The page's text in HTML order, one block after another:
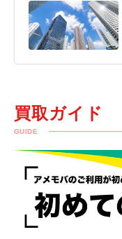
買取ガイド
GUIDE